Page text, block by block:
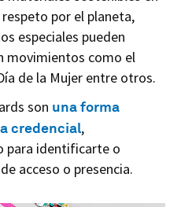
por el planeta,
especiales pueden
movimientos como el
de la Mujer entre otros.
son una forma
credencial,
para identificarte o
acceso o presencia.